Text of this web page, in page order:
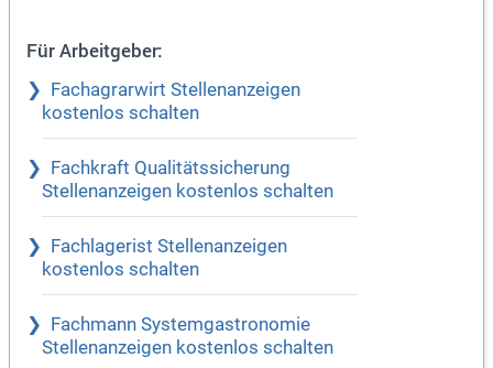
Für Arbeitgeber:
Fachagrarwirt Stellenanzeigen
kostenlos schalten
Fachkraft Qualitätssicherung
Stellenanzeigen kostenlos schalten
Fachlagerist Stellenanzeigen
kostenlos schalten
Fachmann Systemgastronomie
Stellenanzeigen kostenlos schalten